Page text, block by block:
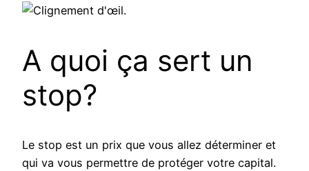
.
A quoi ça sert un
stop?
Le stop est un prix que vous allez déterminer et
qui va vous permettre de protéger votre capital.